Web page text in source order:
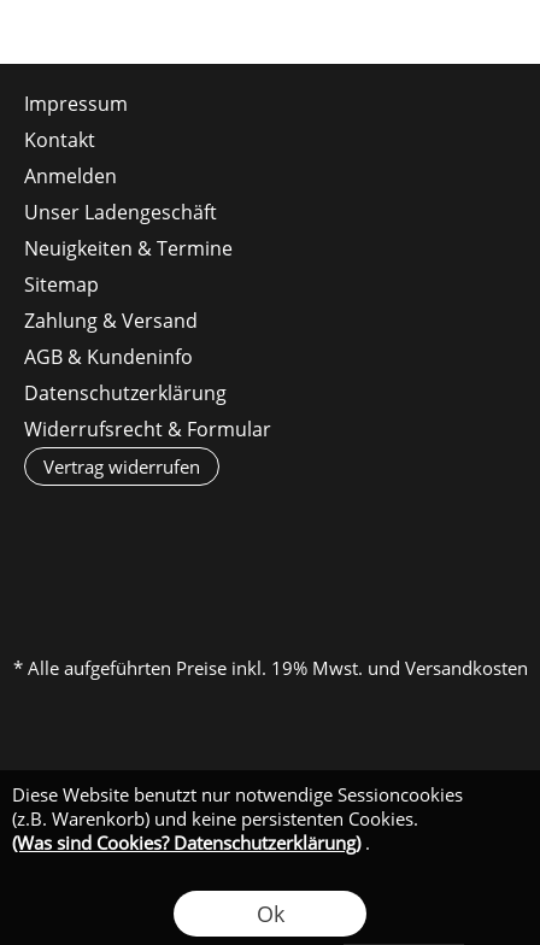
Diese Website benutzt nur notwendige Sessioncookies
(z.B. Warenkorb) und keine persistenten Cookies.
(Was sind Cookies? Datenschutzerklärung).
Ok
Impressum
Kontakt
Anmelden
Unser Ladengeschäft
Neuigkeiten & Termine
Sitemap
Zahlung & Versand
AGB & Kundeninfo
Datenschutzerklärung
Widerrufsrecht & Formular
Vertrag widerrufen
* Alle aufgeführten Preise inkl. 19% Mwst. und Versandkosten